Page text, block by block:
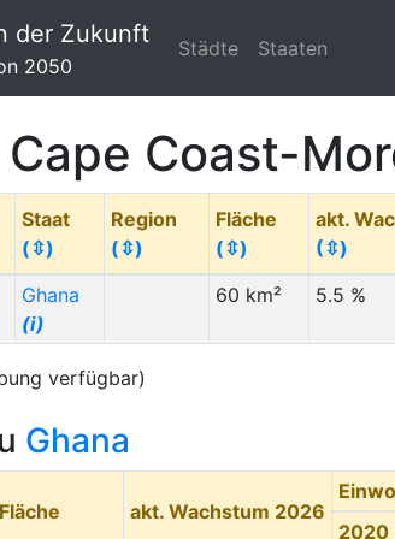
der Zukunft
2050
Städte Staaten
Coast-
Staat
(⇳)
Region
(⇳)
Fläche
(⇳)
akt.
(⇳)
Ghana
(i)
60 km² 5.5 %
verfügbar)
Ghana
Fläche akt. Wachstum 2026
2020